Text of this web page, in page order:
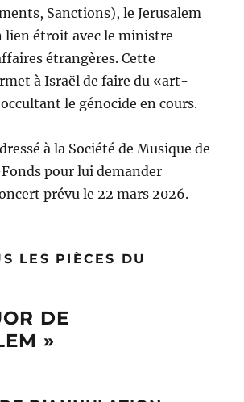
Sanctions), le Jerusalem
lien étroit avec le ministre
étrangères. Cette
à Israël de faire du «art-
le génocide en cours.
à la Société de Musique de
pour lui demander
prévu le 22 mars 2026.
LES PIÈCES DU
DE
»